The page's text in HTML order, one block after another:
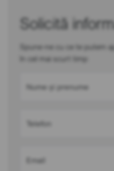
Solicită
Spune-ne cu ce te putem
în cel mai scurt timp
Nume și prenume
Telefon
Email